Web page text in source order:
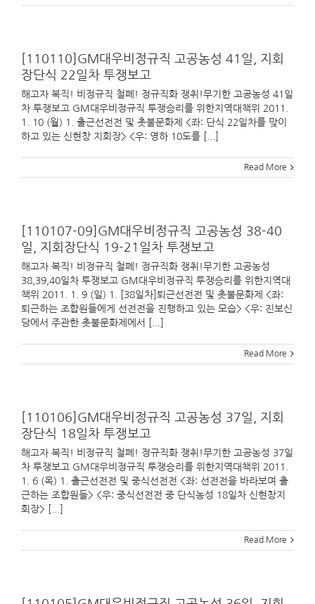
[110110]GM대우비정규직 고공농성 41일, 지회
장단식 22일차 투쟁보고
해고자 복직! 비정규직 철폐! 정규직화 쟁취!무기한 고공농성 41일
차 투쟁보고 GM대우비정규직 투쟁승리를 위한지역대책위 2011.
1. 10 (월) 1. 출근선전전 및 촛불문화제 <좌: 단식 22일차를 맞이
하고 있는 신현창 지회장> <우: 영하 10도를 [...]
Read More
[110107-09]GM대우비정규직 고공농성 38-40
일, 지회장단식 19-21일차 투쟁보고
해고자 복직! 비정규직 철폐! 정규직화 쟁취!무기한 고공농성
38,39,40일차 투쟁보고 GM대우비정규직 투쟁승리를 위한지역대
책위 2011. 1. 9 (일) 1. [38일차]퇴근선전전 및 촛불문화제 <좌:
퇴근하는 조합원들에게 선전전을 진행하고 있는 모습> <우: 진보신
당에서 주관한 촛불문화제에서 [...]
Read More
[110106]GM대우비정규직 고공농성 37일, 지회
장단식 18일차 투쟁보고
해고자 복직! 비정규직 철폐! 정규직화 쟁취!무기한 고공농성 37일
차 투쟁보고 GM대우비정규직 투쟁승리를 위한지역대책위 2011.
1. 6 (목) 1. 출근선전전 및 중식선전전 <좌: 선전전을 바라보며 출
근하는 조합원들> <우: 중식선전전 중 단식농성 18일차 신현창지
회장> [...]
Read More